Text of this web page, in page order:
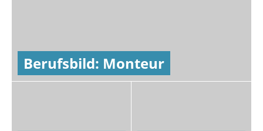
Berufsbild: Monteur